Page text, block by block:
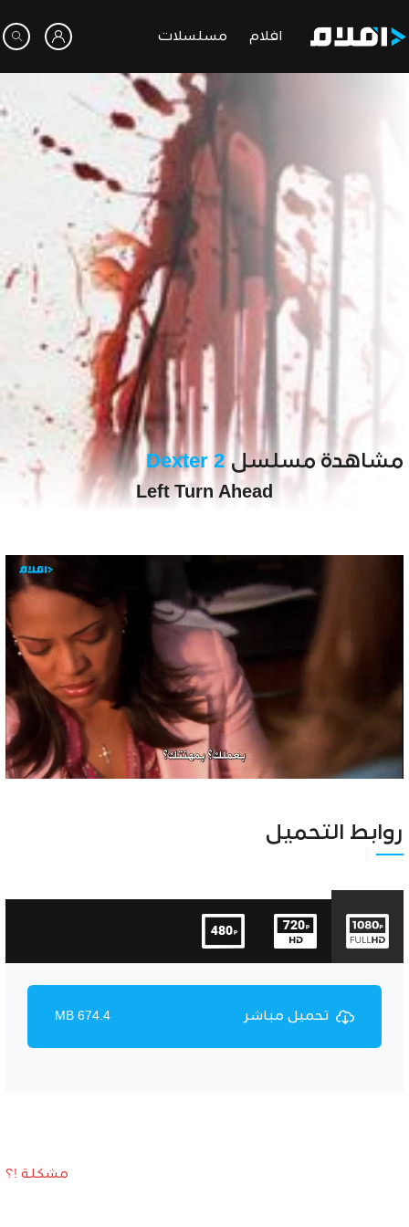
افلام مسلسلات
مشاهدة مسلسل Dexter 2
Left Turn Ahead
Unmute Settings
روابط التحميل
تحميل مباشر 674.4 MB
مشكلة !؟